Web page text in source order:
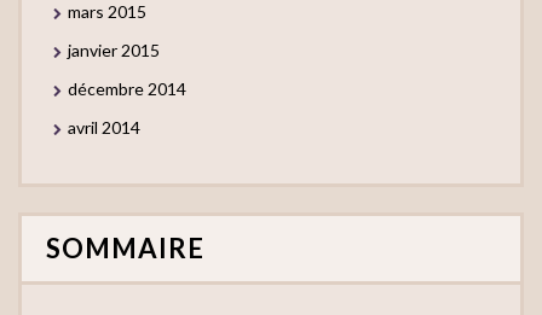
mars 2015
janvier 2015
décembre 2014
avril 2014
SOMMAIRE